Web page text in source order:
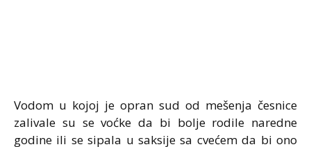
Vodom u kojoj je opran sud od mešenja česnice
zalivale su se voćke da bi bolje rodile naredne
godine ili se sipala u saksije sa cvećem da bi ono